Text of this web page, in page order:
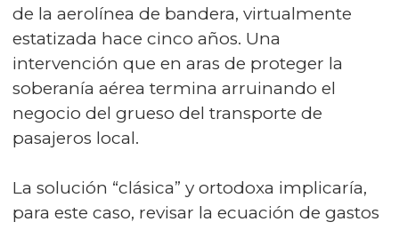
de la aerolínea de bandera, virtualmente
estatizada hace cinco años. Una
intervención que en aras de proteger la
soberanía aérea termina arruinando el
negocio del grueso del transporte de
pasajeros local.
La solución “clásica” y ortodoxa implicaría,
para este caso, revisar la ecuación de gastos